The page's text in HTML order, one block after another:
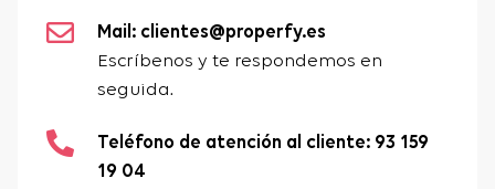
Mail: clientes@properfy.es
Escríbenos y te respondemos en
seguida.
Teléfono de atención al cliente: 93 159
19 04